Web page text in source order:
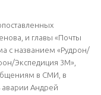
и главы «Почты
с названием «Рудрон/
Экспедиция 3М»,
в СМИ, в
аварии Андрей